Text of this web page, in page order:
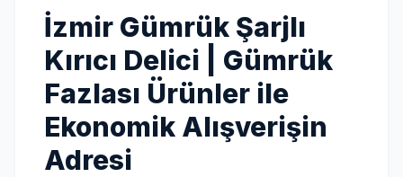
İzmir Gümrük Şarjlı
Kırıcı Delici | Gümrük
Fazlası Ürünler ile
Ekonomik Alışverişin
Adresi